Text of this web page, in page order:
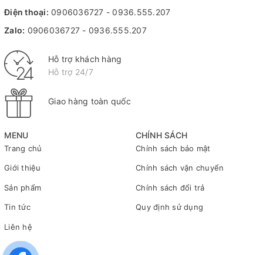
MENU
Trang chủ
Giới thiệu
Sản phẩm
Tin tức
Liên hệ
CHÍNH SÁCH
Chính sách bảo mật
Chính sách vận chuyển
Chính sách đổi trả
Quy định sử dụng
Điện thoại: 0906036727 -0936.555.207
Zalo: 0906036727 - 0936.555.207
Hỗ trợ khách hàng
Hỗ trợ 24/7
Giao hàng toàn quốc